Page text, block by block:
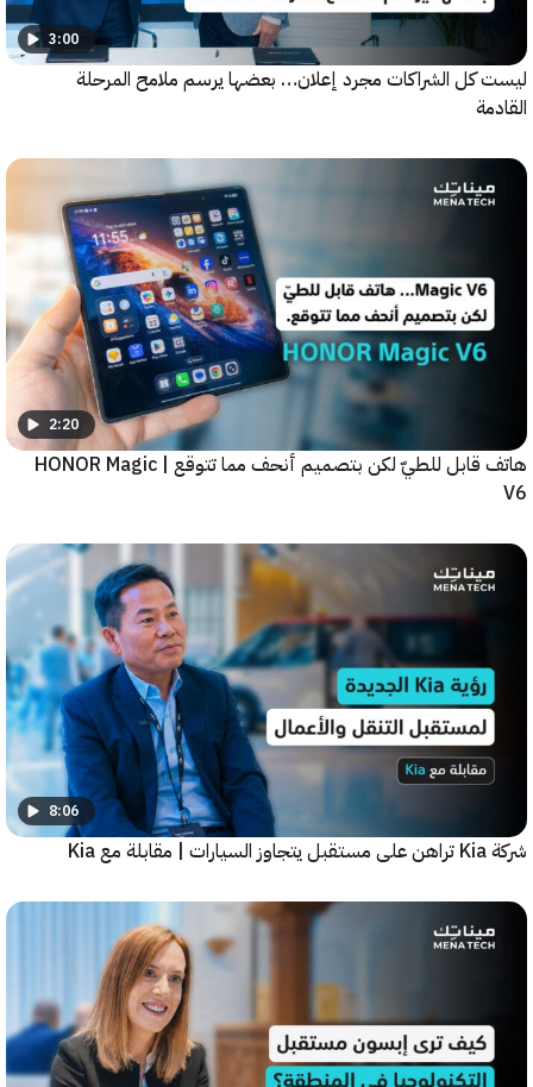
3:00
الشراكات مجرد إعلان… بعضها يرسم ملامح المرحلة
2:20
هاتف قابل للطيّ لكن بتصميم أنحف مما تتوقع | HONOR Magic
8:06